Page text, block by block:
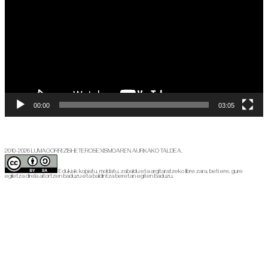
00:00 03:05
2010-2026 LUMAGORRI ZISHETEROSEXISMOAREN AURKAKO TALDEA.
Edukiak kopiatu, moldatu, zabaldu eta argitaratzeko libre zara, beti ere, gure
egiletza direla aitortzen baduzu eta baldintza beretan egiten baduzu.